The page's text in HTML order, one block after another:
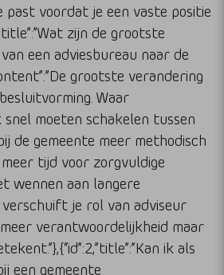
voordat je een vaste positie
zijn de grootste
een adviesbureau naar de
grootste verandering
Waar
snel moeten schakelen tussen
de gemeente meer methodisch
tijd voor zorgvuldige
wennen aan langere
verschuift je rol van adviseur
verantwoordelijkheid maar
ik als
een gemeente